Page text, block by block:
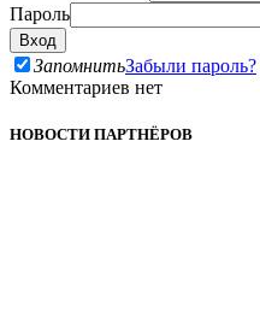
Пароль
ЗапомнитьЗабыли пароль?
Комментариев нет
НОВОСТИ ПАРТНЁРОВ